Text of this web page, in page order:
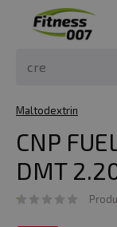
Maltodextrin
CNP
DMT